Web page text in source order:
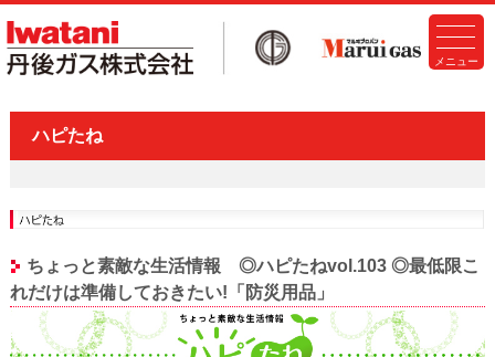
ハピたね
ちょっと素敵な生活情報 ◎ハピたねvol.103 ◎最低限こ
れだけは準備しておきたい!「防災用品」